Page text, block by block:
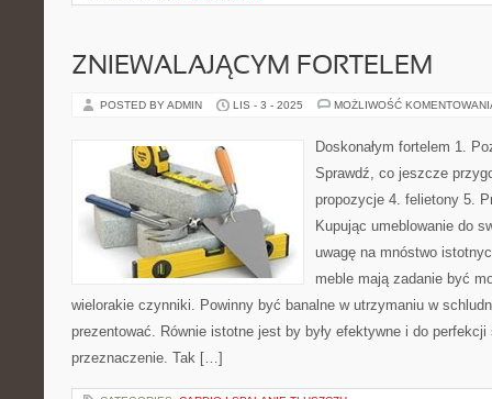
ZNIEWALAJĄCYM FORTELEM
POSTED BY ADMIN LIS - 3 - 2025 MOŻLIWOŚĆ
Doskonałym fortelem 1.
Sprawdź, co jeszcze
propozycje 4. felietony 5.
Kupując umeblowanie do
uwagę na mnóstwo
meble mają zadanie być
wielorakie czynniki. Powinny być banalne w utrzymaniu w
prezentować. Równie istotne jest by były efektywne i do perfekcji
przeznaczenie. Tak […]